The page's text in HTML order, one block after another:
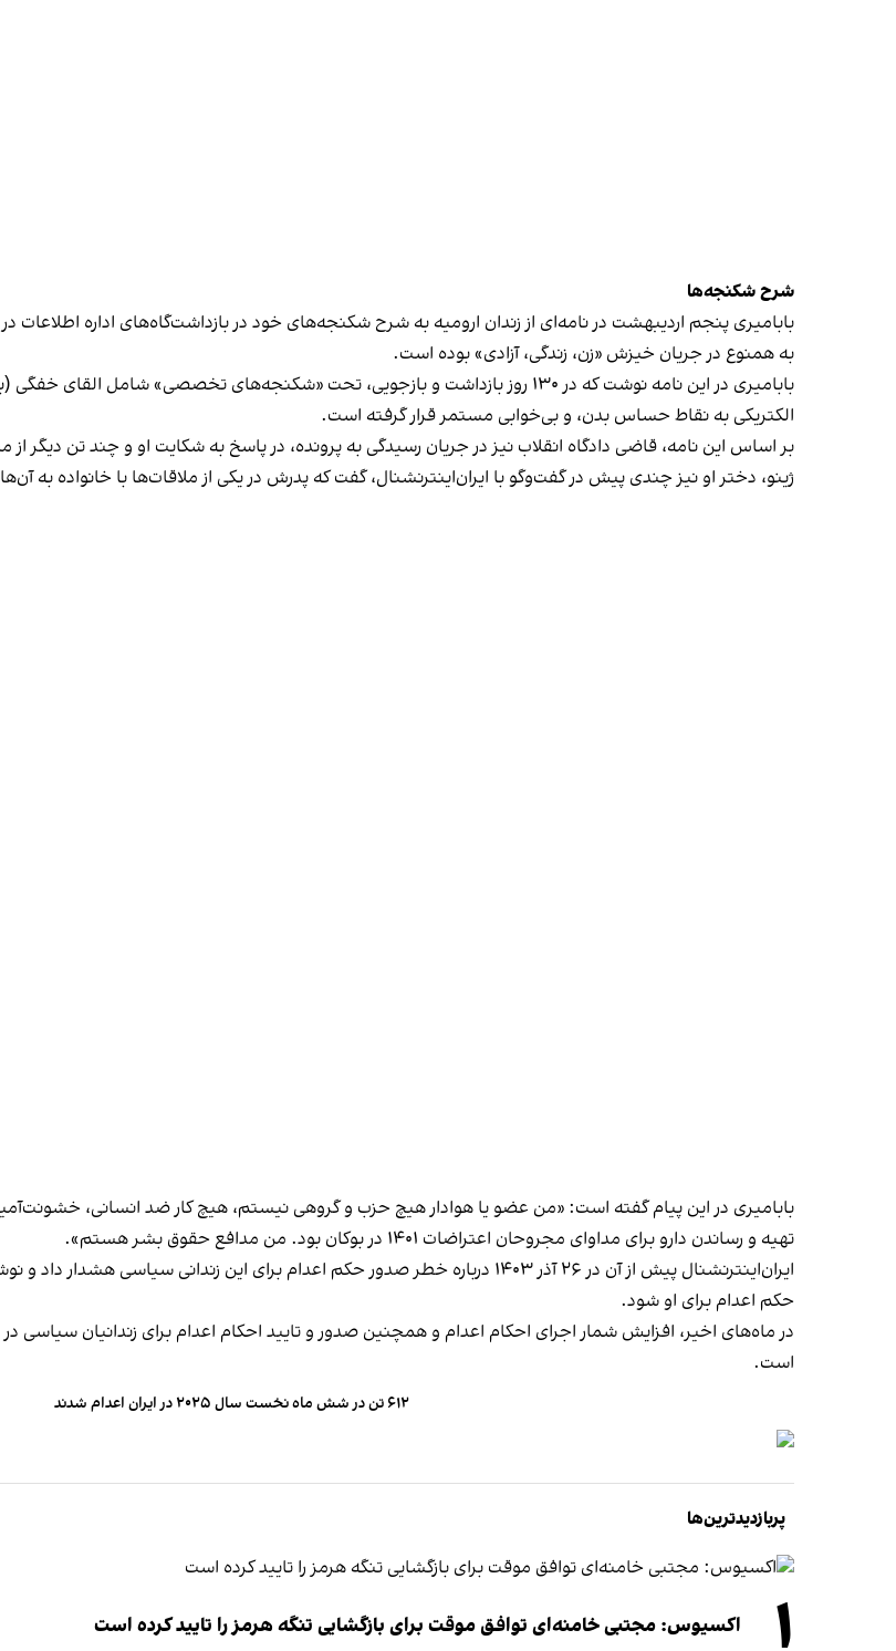
شرح شکنجه‌ها
بابامیری پنجم اردیبهشت در نامه‌ای از زندان ارومیه به شرح شکنجه‌های خود در بازداشت‌گاه‌های اداره اطلاعات
به همنوع در جریان خیزش «زن، زندگی، آزادی» بوده است.
بابامیری در این نامه نوشت که در ۱۳۰ روز بازداشت و بازجویی، تحت «شکنجه‌های تخصصی»
الکتریکی به نقاط حساس بدن، و بی‌خوابی مستمر قرار گرفته است.
بر اساس این نامه، قاضی دادگاه انقلاب نیز در جریان رسیدگی به پرونده، در پاسخ به شکایت او و چند تن دیگر
ژینو، دختر او نیز چندی پیش در گفت‌وگو با ایران‌اینترنشنال، گفت که پدرش در یکی از ملاقات‌ها با خانواده به
بابامیری در این پیام گفته است: «من عضو یا هوادار هیچ حزب و گروهی نیستم، هیچ کار ضد انسانی،
تهیه و رساندن دارو برای مداوای مجروحان اعتراضات ۱۴۰۱ در بوکان بود. من مدافع حقوق بشر هستم».
ایران‌اینترنشنال پیش از آن در ۲۶ آذر ۱۴۰۳ درباره خطر صدور حکم اعدام برای این زندانی سیاسی
هشدار داد و
حکم اعدام برای او شود.
در ماه‌های اخیر، افزایش شمار اجرای احکام اعدام و همچنین صدور و تایید احکام اعدام برای زندانیان سیاسی
است.
۶۱۲ تن در شش‌ ماه نخست سال ۲۰۲۵ در ایران اعدام شدند
پربازدیدترین‌ها
اکسیوس: مجتبی خامنه‌ای توافق موقت برای بازگشایی تنگه هرمز را تایید کرده است